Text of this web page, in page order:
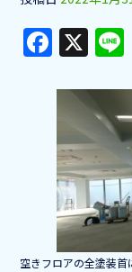
F
a
c
b
o
o
k
X
空きフロアの全塗装